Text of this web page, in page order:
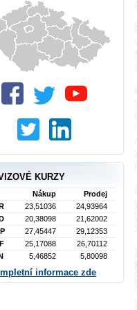
KURZY
Nákup
Prodej
23,51036
24,93964
20,38098
21,62002
27,45447
29,12353
25,17088
26,70112
5,46852 5,80098
informace zde